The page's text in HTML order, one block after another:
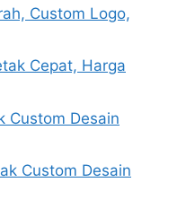
Custom Logo,
Cepat, Harga
Custom Desain
Custom Desain